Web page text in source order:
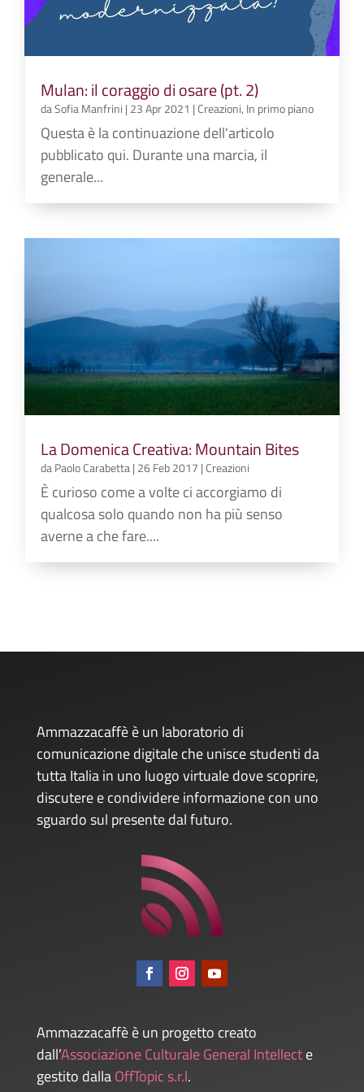
Mulan: il coraggio di osare (pt. 2)
daSofia Manfrini | 23 Apr 2021 |Creazioni, In primo piano
Questa è la continuazione dell'articolo
pubblicato qui. Durante una marcia, il
generale...
La Domenica Creativa: Mountain Bites
daPaolo Carabetta| 26 Feb 2017 |Creazioni
È curioso come a volte ci accorgiamo di
qualcosa solo quando non ha più senso
averne a che fare....
Ammazzacaffè è un laboratorio di
comunicazione digitale che unisce studenti da
tutta Italia in uno luogo virtuale dove scoprire,
discutere e condividere informazione con uno
sguardo sul presente dal futuro.
Ammazzacaffè è un progetto creato
dall’Associazione Culturale General Intellecte
gestito dallaOffTopic s.r.l.